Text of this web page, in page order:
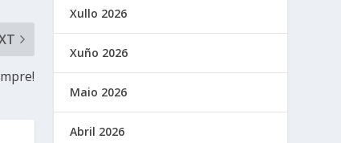
Xullo 2026
Xuño 2026
Maio 2026
Abril 2026